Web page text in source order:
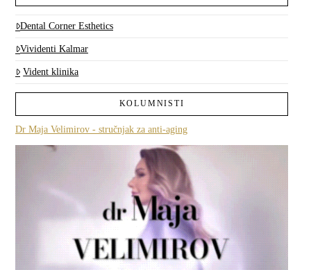
Dental Corner Esthetics
Vividenti Kalmar
Vident klinika
KOLUMNISTI
Dr Maja Velimirov - stručnjak za anti-aging